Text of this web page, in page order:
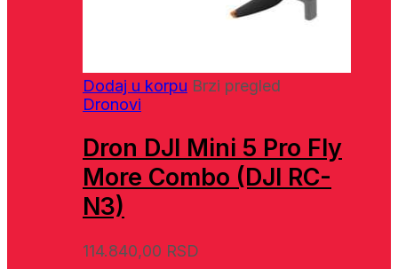
Dodaj u korpu Brzi pregled
Dronovi
Dron DJI Mini 5 Pro Fly
More Combo (DJI RC-
N3)
114.840,00 RSD